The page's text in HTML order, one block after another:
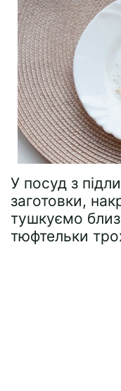
У посуд з
заготовки,
тушкуємо
тюфтельки